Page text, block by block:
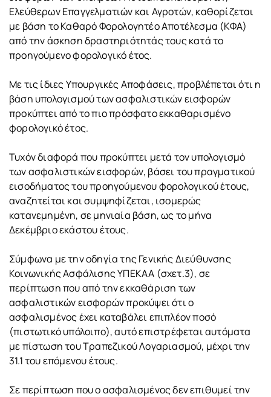
Ελεύθερων Επαγγελματιών και Αγροτών, καθορίζεται
με βάση το Καθαρό Φορολογητέο Αποτέλεσμα (ΚΦΑ)
από την άσκηση δραστηριότητάς τους κατά το
προηγούμενο φορολογικό έτος.
Με τις ίδιες Υπουργικές Αποφάσεις, προβλέπεται ότι η
βάση υπολογισμού των ασφαλιστικών εισφορών
προκύπτει από το πιο πρόσφατο εκκαθαρισμένο
φορολογικό έτος.
Τυχόν διαφορά που προκύπτει μετά τον υπολογισμό
των ασφαλιστικών εισφορών, βάσει του πραγματικού
εισοδήματος του προηγούμενου φορολογικού έτους,
αναζητείται και συμψηφίζεται, ισομερώς
κατανεμημένη, σε μηνιαία βάση, ως το μήνα
Δεκέμβριο εκάστου έτους.
Σύμφωνα με την οδηγία της Γενικής Διεύθυνσης
Κοινωνικής Ασφάλισης ΥΠΕΚΑΑ (σχετ.3), σε
περίπτωση που από την εκκαθάριση των
ασφαλιστικών εισφορών προκύψει ότι ο
ασφαλισμένος έχει καταβάλει επιπλέον ποσό
(πιστωτικό υπόλοιπο), αυτό επιστρέφεται αυτόματα
με πίστωση του Τραπεζικού Λογαριασμού, μέχρι την
31.1 του επόμενου έτους.
Σε περίπτωση που ο ασφαλισμένος δεν επιθυμεί την